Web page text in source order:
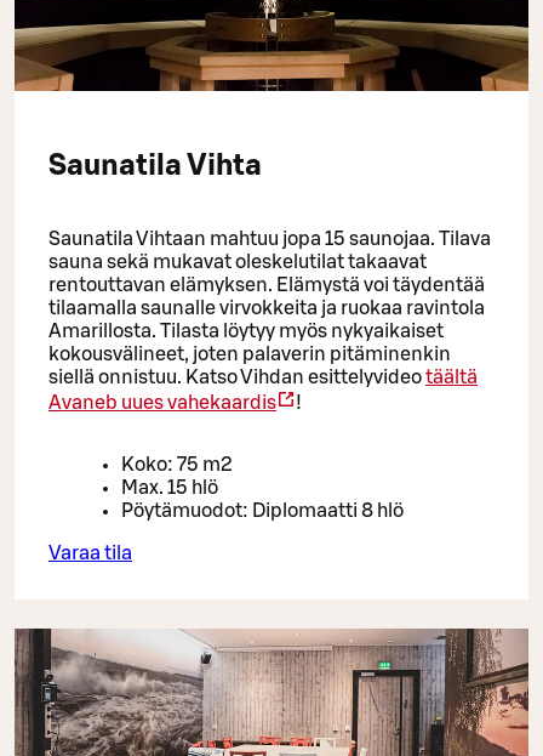
Saunatila Vihta
Saunatila Vihtaan mahtuu jopa 15 saunojaa. Tilava
sauna sekä mukavat oleskelutilat takaavat
rentouttavan elämyksen. Elämystä voi täydentää
tilaamalla saunalle virvokkeita ja ruokaa ravintola
Amarillosta. Tilasta löytyy myös nykyaikaiset
kokousvälineet, joten palaverin pitäminenkin
siellä onnistuu. Katso Vihdan esittelyvideotäältä
Avaneb uues vahekaardis
!
Koko: 75 m2
Max. 15 hlö
Pöytämuodot: Diplomaatti 8 hlö
Varaa tila